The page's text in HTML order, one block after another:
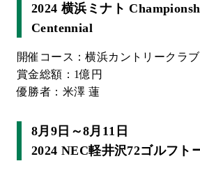
2024 横浜ミナト
Centennial
開催コース：横浜カントリークラブ
賞金総額：1億円
優勝者：米澤 蓮
8月9日～8月11日
2024 NEC軽井沢72ゴルフト